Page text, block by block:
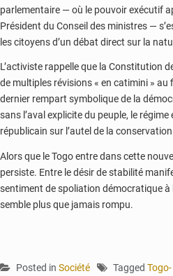
parlementaire — où le pouvoir exécutif
Président du Conseil des ministres —
les citoyens d’un débat direct sur la
L’activiste rappelle que la Constitution
de multiples révisions « en catimini » au
dernier rempart symbolique de la
sans l’aval explicite du peuple, le
républicain sur l’autel de la
Alors que le Togo entre dans cette
persiste. Entre le désir de stabilité
sentiment de spoliation démocratique à
semble plus que jamais rompu.
Posted in Société Tagged